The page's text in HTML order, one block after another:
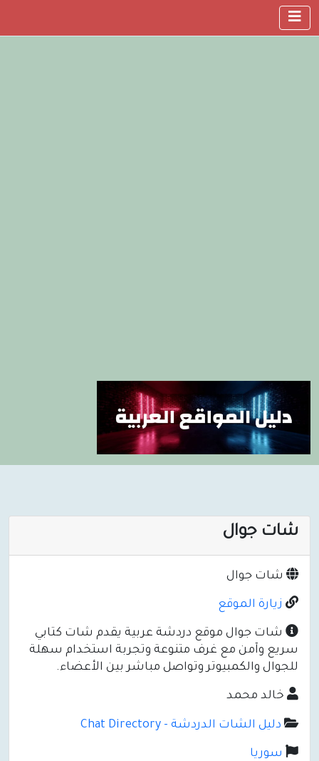
شات جوال
شات جوال
زيارة الموقع
شات جوال موقع دردشة عربية يقدم شات كتابي
سريع وآمن مع غرف متنوعة وتجربة استخدام سهلة
للجوال والكمبيوتر وتواصل مباشر بين الأعضاء.
خالد محمد
دليل الشات الدردشة - Chat Directory
سوريا